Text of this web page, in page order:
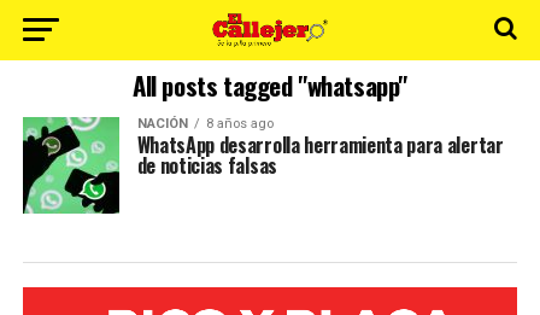
All posts tagged "whatsapp"
NACIÓN 8 años ago
WhatsApp desarrolla herramienta para alertar
de noticias falsas